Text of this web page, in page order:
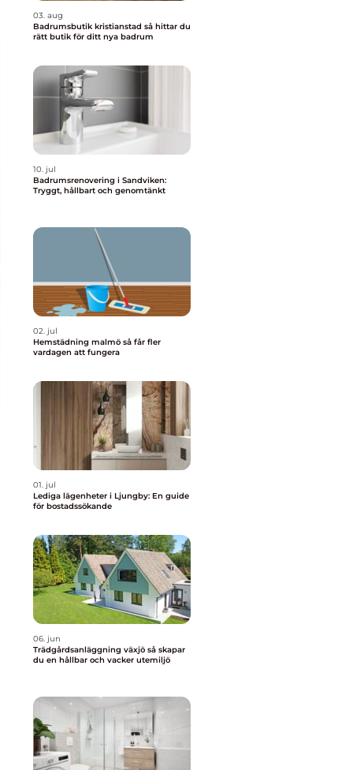
03. aug
Badrumsbutik kristianstad så hittar du
rätt butik för ditt nya badrum
10. jul
Badrumsrenovering i Sandviken:
Tryggt, hållbart och genomtänkt
02. jul
Hemstädning malmö så får fler
vardagen att fungera
01. jul
Lediga lägenheter i Ljungby: En guide
för bostadssökande
06. jun
Trädgårdsanläggning växjö så skapar
du en hållbar och vacker utemiljö